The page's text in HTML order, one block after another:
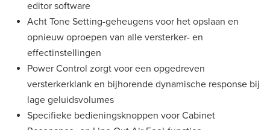
editor software
Acht Tone Setting-geheugens voor het opslaan en
opnieuw oproepen van alle versterker- en
effectinstellingen
Power Control zorgt voor een opgedreven
versterkerklank en bijhorende dynamische response bij
lage geluidsvolumes
Specifieke bedieningsknoppen voor Cabinet